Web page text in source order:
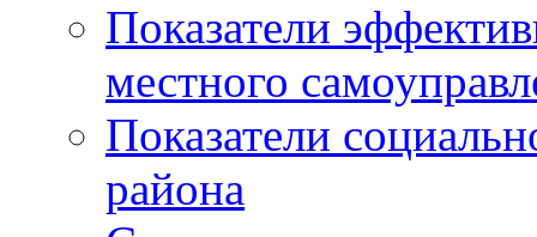
Показатели
местного
Показатели
района